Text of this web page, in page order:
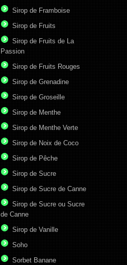
Sirop de Framboise
Sirop de Fruits
Sirop de Fruits de La
Passion
Sirop de Fruits Rouges
Sirop de Grenadine
Sirop de Groseille
Sirop de Menthe
Sirop de Menthe Verte
Sirop de Noix de Coco
Sirop de Pêche
Sirop de Sucre
Sirop de Sucre de Canne
Sirop de Sucre ou Sucre
de Canne
Sirop de Vanille
Soho
Sorbet Banane